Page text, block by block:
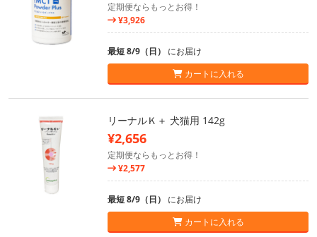
定期便ならもっとお得！
¥3,926
最短 8/9（日） にお届け
カートに入れる
リーナルＫ＋ 犬猫用 142g
¥2,656
定期便ならもっとお得！
¥2,577
最短 8/9（日） にお届け
カートに入れる